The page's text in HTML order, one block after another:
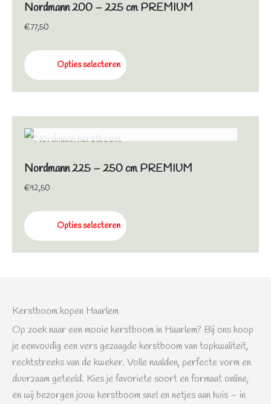
Nordmann 200 – 225 cm PREMIUM
€77,50
Opties selecteren
Nordmann 225 – 250 cm PREMIUM
€92,50
Opties selecteren
Kerstboom kopen Haarlem
Op zoek naar een mooie kerstboom in Haarlem? Bij ons koop
je eenvoudig een vers gezaagde kerstboom van topkwaliteit,
rechtstreeks van de kweker. Volle naalden, perfecte vorm en
duurzaam geteeld. Kies je favoriete soort en formaat online,
en wij bezorgen jouw kerstboom snel en netjes aan huis – in